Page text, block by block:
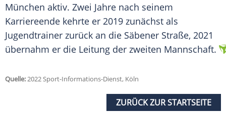
München aktiv. Zwei Jahre nach seinem
Karriereende kehrte er 2019 zunächst als
Jugendtrainer zurück an die Säbener Straße, 2021
übernahm er die Leitung der zweiten Mannschaft.
Quelle:2022 Sport-Informations-Dienst, Köln
ZURÜCK ZUR STARTSEITE